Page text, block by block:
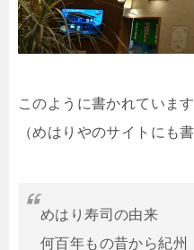
このように書かれています
（めはりやのサイトにも
めはり寿司の由来
何百年もの昔から紀州